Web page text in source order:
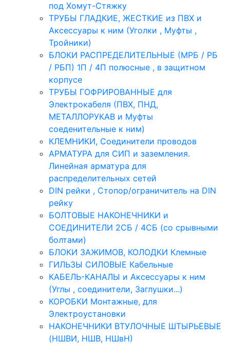
под Хомут-Стяжку
ТРУБЫ ГЛАДКИЕ, ЖЕСТКИЕ из ПВХ и
Аксессуары к ним (Уголки , Муфты ,
Тройники)
БЛОКИ РАСПРЕДЕЛИТЕЛЬНЫЕ (МРБ / РБ
/ РБП) 1П / 4П полюсные , в защитном
корпусе
ТРУБЫ ГОФРИРОВАННЫЕ для
Электрокабеля (ПВХ, ПНД,
МЕТАЛЛОРУКАВ и Муфты
соеденительные к ним)
КЛЕМНИКИ, Соединители проводов
АРМАТУРА для СИП и заземления.
Линейная арматура для
распределительных сетей
DIN рейки , Стопор/ограничитель на DIN
рейку
БОЛТОВЫЕ НАКОНЕЧНИКИ и
СОЕДИНИТЕЛИ 2СБ / 4СБ (со срывными
болтами)
БЛОКИ ЗАЖИМОВ, КОЛОДКИ Клемные
ГИЛЬЗЫ СИЛОВЫЕ Кабельные
КАБЕЛЬ-КАНАЛЫ и Аксессуары к ним
(Углы , соединители, Заглушки...)
КОРОБКИ Монтажные, для
Электроустановки
НАКОНЕЧНИКИ ВТУЛОЧНЫЕ ШТЫРЬЕВЫЕ
(НШВИ, НШВ, НШвН)